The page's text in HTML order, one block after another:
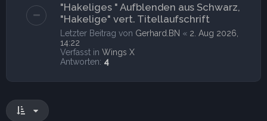
"Hakeliges " Aufblenden aus Schwarz,
"Hakelige" vert. Titellaufschrift
Letzter Beitrag von Gerhard.BN « 2. Aug 2026,
14:22
Verfasst in Wings X
Antworten: 4